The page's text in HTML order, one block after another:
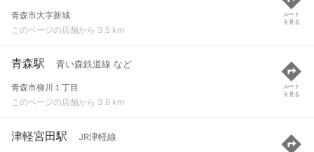
青森市大字新城
このページの店舗から 3.5 km
ルート
を見る
青森駅 青い森鉄道線 など
青森市柳川１丁目
このページの店舗から 3.6 km
ルート
を見る
津軽宮田駅 JR津軽線